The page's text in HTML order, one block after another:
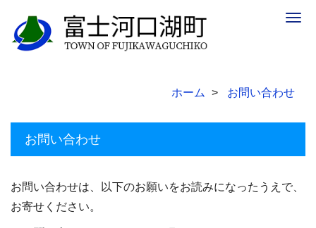
ホーム お問い合わせ
お問い合わせ
お問い合わせは、以下のお願いをお読みになったうえで、
お寄せください。